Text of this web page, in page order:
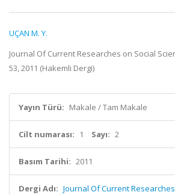
UÇAN M. Y.
Journal Of Current Researches on Social
53, 2011 (Hakemli Dergi)
Yayın Türü: Makale / Tam Makale
Cilt numarası: 1 Sayı: 2
Basım Tarihi: 2011
Dergi Adı: Journal Of Current